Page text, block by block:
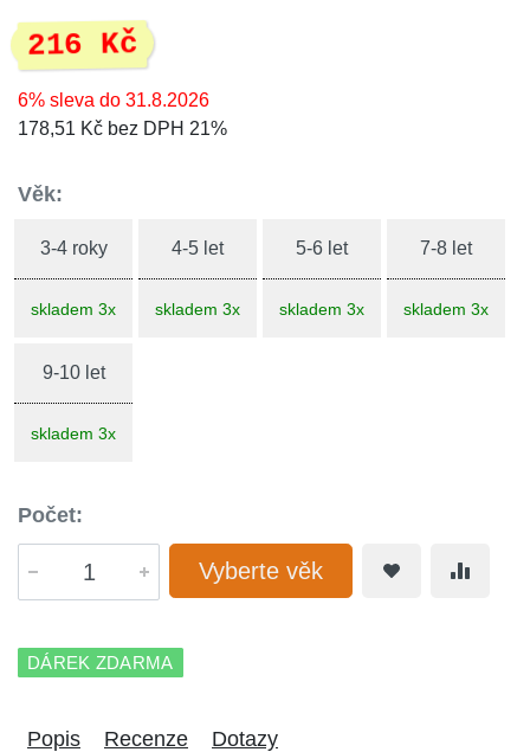
216 Kč
6% sleva do 31.8.2026
178,51 Kč bez DPH 21%
Věk:
3-4 roky
skladem 3x
4-5 let
skladem 3x
5-6 let
skladem 3x
7-8 let
skladem 3x
9-10 let
skladem 3x
Počet:
Vyberte věk
DÁREK ZDARMA
Popis Recenze Dotazy